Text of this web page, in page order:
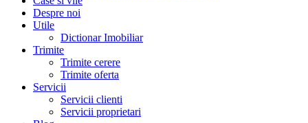
Despre noi
Utile
Dictionar Imobiliar
Trimite
Trimite cerere
Trimite oferta
Servicii
Servicii clienti
Servicii proprietari